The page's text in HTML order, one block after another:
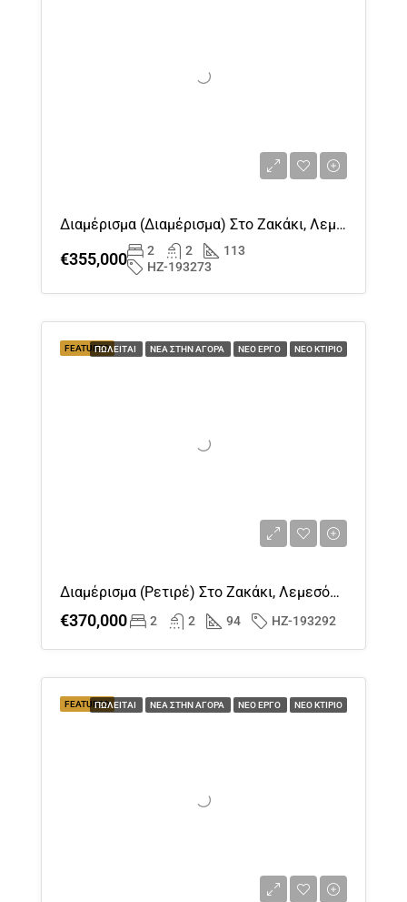
Διαμέρισμα (διαμέρισμα) Στο Ζακάκι, Λεμεσός Προς Πώληση
€355,000 2 2
113
HZ-193273
FEATUREDΠΩΛΕΊΤΑΙ ΝΈΑ ΣΤΗΝ ΑΓΟΡΆ ΝΈΟ ΈΡΓΟ ΝΈΟ ΚΤΊΡΙΟ
Διαμέρισμα (Ρετιρέ) Στο Ζακάκι, Λεμεσός Προς Πώληση
€370,000 2 2 94 HZ-193292
FEATUREDΠΩΛΕΊΤΑΙ ΝΈΑ ΣΤΗΝ ΑΓΟΡΆ ΝΈΟ ΈΡΓΟ ΝΈΟ ΚΤΊΡΙΟ